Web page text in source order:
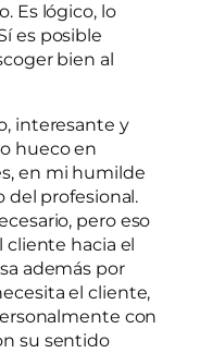
Es lógico, lo
es posible
bien al
interesante y
hueco en
en mi humilde
del profesional.
pero eso
cliente hacia el
además por
el cliente,
con
su sentido